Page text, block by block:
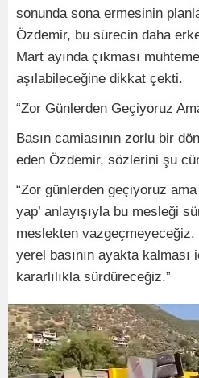
sonunda sona ermesinin
Özdemir, bu sürecin daha
Mart ayında çıkması
aşılabileceğine dikkat çekti.
“Zor Günlerden Geçiyoruz
Basın camiasının zorlu bir
eden Özdemir, sözlerini şu
“Zor günlerden geçiyoruz
yap’ anlayışıyla bu mesleği
meslekten vazgeçmeyeceğiz.
yerel basının ayakta kalması
kararlılıkla sürdüreceğiz.”